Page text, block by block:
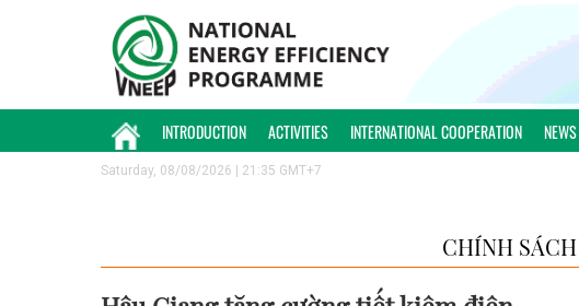
INTRODUCTION ACTIVITIES INTERNATIONAL COOPERATION NEWS
Saturday, 08/08/2026 | 21:35 GMT+7
CHÍNH SÁCH